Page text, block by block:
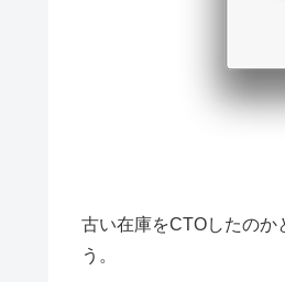
古い在庫をCTOしたのか
う。